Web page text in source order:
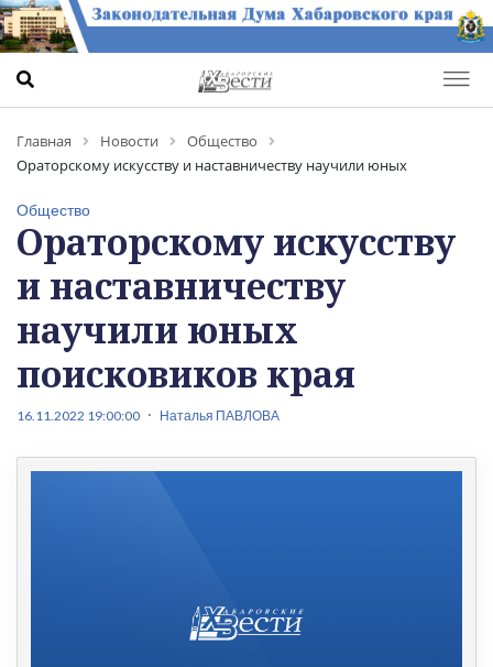
Главная Новости
Общество
Ораторскому искусству и наставничеству научили юных
Общество
Ораторскому искусству
и наставничеству
научили юных
поисковиков края
16.11.2022 19:00:00 Наталья ПАВЛОВА